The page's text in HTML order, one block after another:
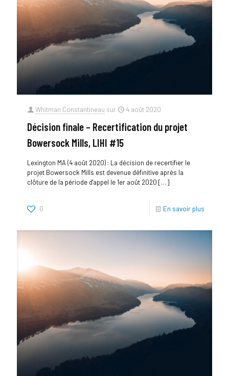
Whitman Constantineau sur 4 août 2020
Décision finale – Recertification du projet
Bowersock Mills, LIHI #15
Lexington MA (4 août 2020) : La décision de recertifier le
projet Bowersock Mills est devenue définitive après la
clôture de la période d'appel le 1er août 2020 […]
0 En savoir plus